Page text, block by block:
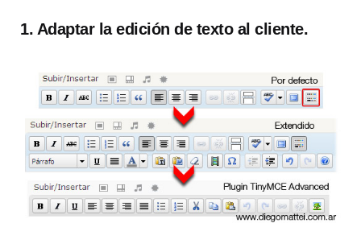
1. Adaptar la edición de texto al cliente.